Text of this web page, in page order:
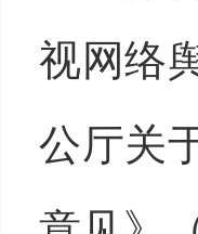
视网络
公厅关